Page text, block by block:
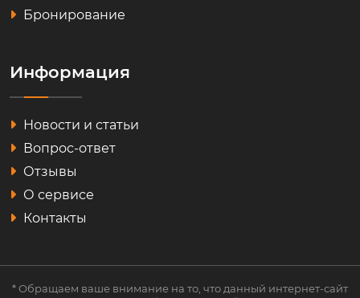
Бронирование
Информация
Новости и статьи
Вопрос-ответ
Отзывы
О сервисе
Контакты
* Обращаем ваше внимание на то, что данный интернет-сайт